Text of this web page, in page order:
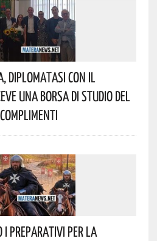
Diplomatasi Con Il
Una Borsa Di Studio Del
I Preparativi Per La